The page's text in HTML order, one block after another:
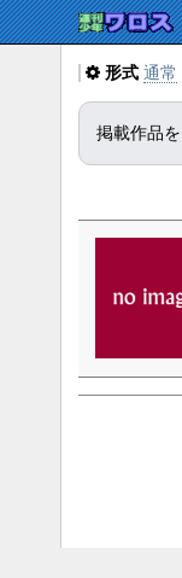
形式 通常
掲載作品を